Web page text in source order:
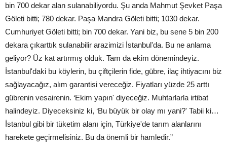
bin 700 dekar alan sulanabiliyordu. Şu anda Mahmut Şevket Paşa
Göleti bitti; 780 dekar. Paşa Mandra Göleti bitti; 1030 dekar.
Cumhuriyet Göleti bitti; bin 700 dekar. Yani biz, bu sene 5 bin 200
dekara çıkarttık sulanabilir arazimizi İstanbul'da. Bu ne anlama
geliyor? Üz kat artırmış olduk. Tam da ekim dönemindeyiz.
İstanbul'daki bu köylerin, bu çiftçilerin fide, gübre, ilaç ihtiyacını biz
sağlayacağız, alım garantisi vereceğiz. Fiyatları yüzde 25 arttı
gübrenin vesairenin. ‘Ekim yapın' diyeceğiz. Muhtarlarla irtibat
halindeyiz. Diyeceksiniz ki, ‘Bu büyük bir olay mı yani?' Tabii ki…
İstanbul gibi bir tüketim alanı için, Türkiye'de tarım alanlarını
harekete geçirmelisiniz. Bu da önemli bir hamledir.”